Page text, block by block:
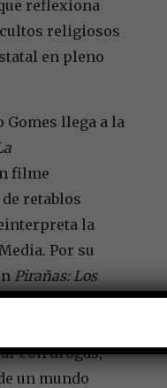
reflexiona
religiosos
en pleno
Gomes llega a la
filme
retablos
la
Por su
Pirañas: Los
nos lleva por
con drogas,
un mundo